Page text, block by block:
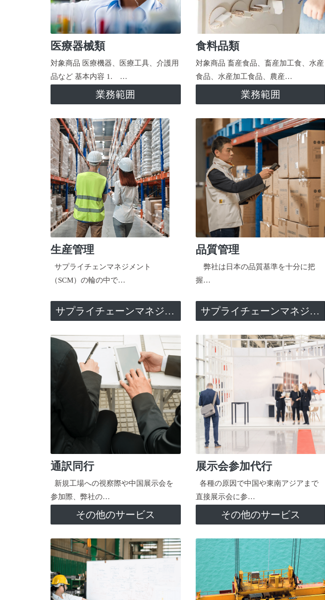
医療器械類
対象商品 医療機器、医療工具、介護用
品など 基本内容 1. …
業務範囲
食料品類
対象商品 畜産食品、畜産加工食、水産
食品、水産加工食品、農産…
業務範囲
生産管理
サプライチェンマネジメント
（SCM）の輪の中で…
サプライチェーンマネジメント
品質管理
弊社は日本の品質基準を十分に把
握…
サプライチェーンマネジメント
通訳同行
新規工場への視察際や中国展示会を
参加際、弊社の…
その他のサービス
展示会参加代行
各種の原因で中国や東南アジアまで
直接展示会に参…
その他のサービス